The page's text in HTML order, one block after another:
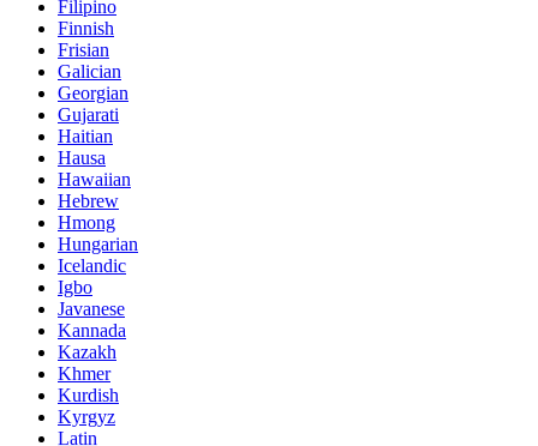
Filipino
Finnish
Frisian
Galician
Georgian
Gujarati
Haitian
Hausa
Hawaiian
Hebrew
Hmong
Hungarian
Icelandic
Igbo
Javanese
Kannada
Kazakh
Khmer
Kurdish
Kyrgyz
Latin